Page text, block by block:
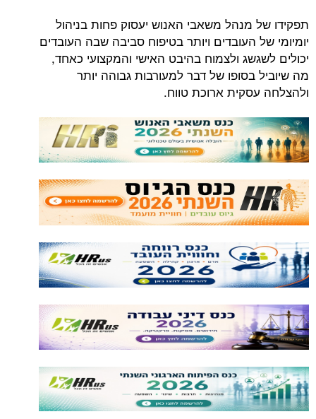
תפקידו של מנהל משאבי האנוש יעסוק פחות בניהול
יומיומי של העובדים ויותר בטיפוח סביבה שבה העובדים
יכולים לשגשג ולצמוח בהיבט האישי והמקצועי כאחד,
מה שיוביל בסופו של דבר למעורבות גבוהה יותר
ולהצלחה עסקית ארוכת טווח.